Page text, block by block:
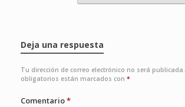
Deja una respuesta
Tu dirección de correo electrónico no será publicada.
obligatorios están marcados con *
Comentario*